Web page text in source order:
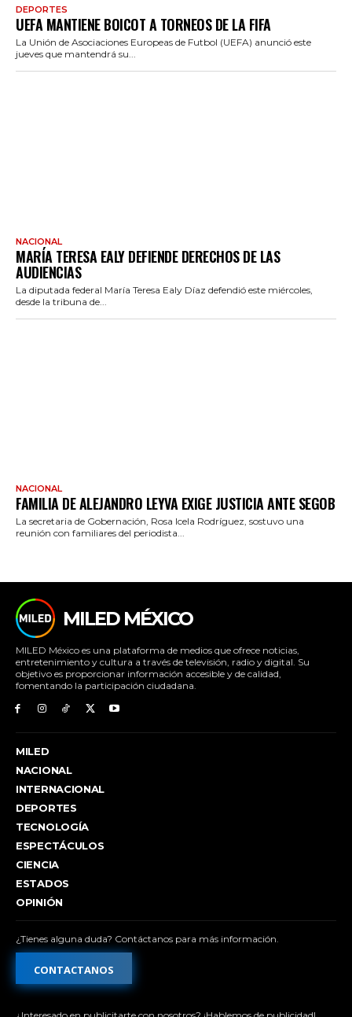
DEPORTES
UEFA MANTIENE BOICOT A TORNEOS DE LA FIFA
La Unión de Asociaciones Europeas de Futbol (UEFA) anunció este
jueves que mantendrá su...
NACIONAL
MARÍA TERESA EALY DEFIENDE DERECHOS DE LAS
AUDIENCIAS
La diputada federal María Teresa Ealy Díaz defendió este miércoles,
desde la tribuna de...
NACIONAL
FAMILIA DE ALEJANDRO LEYVA EXIGE JUSTICIA ANTE SEGOB
La secretaria de Gobernación, Rosa Icela Rodríguez, sostuvo una
reunión con familiares del periodista...
MILED MÉXICO
MILED México es una plataforma de medios que ofrece noticias,
entretenimiento y cultura a través de televisión, radio y digital. Su
objetivo es proporcionar información accesible y de calidad,
fomentando la participación ciudadana.
MILED
NACIONAL
INTERNACIONAL
DEPORTES
TECNOLOGÍA
ESPECTÁCULOS
CIENCIA
ESTADOS
OPINIÓN
¿Tienes alguna duda? Contáctanos para más información.
CONTACTANOS